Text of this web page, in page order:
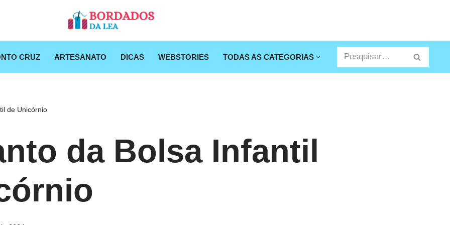
CRUZ ARTESANATO DICAS WEBSTORIES TODAS AS CATEGORIAS
de Unicórnio
da Bolsa Infantil